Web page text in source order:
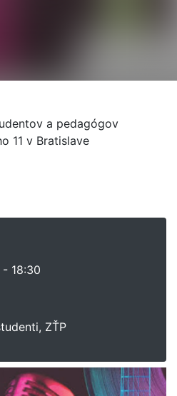
a pedagógov
11 v Bratislave
18:30
ZŤP